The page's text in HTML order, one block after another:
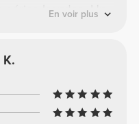
séries lourdes. Un
En voir plus